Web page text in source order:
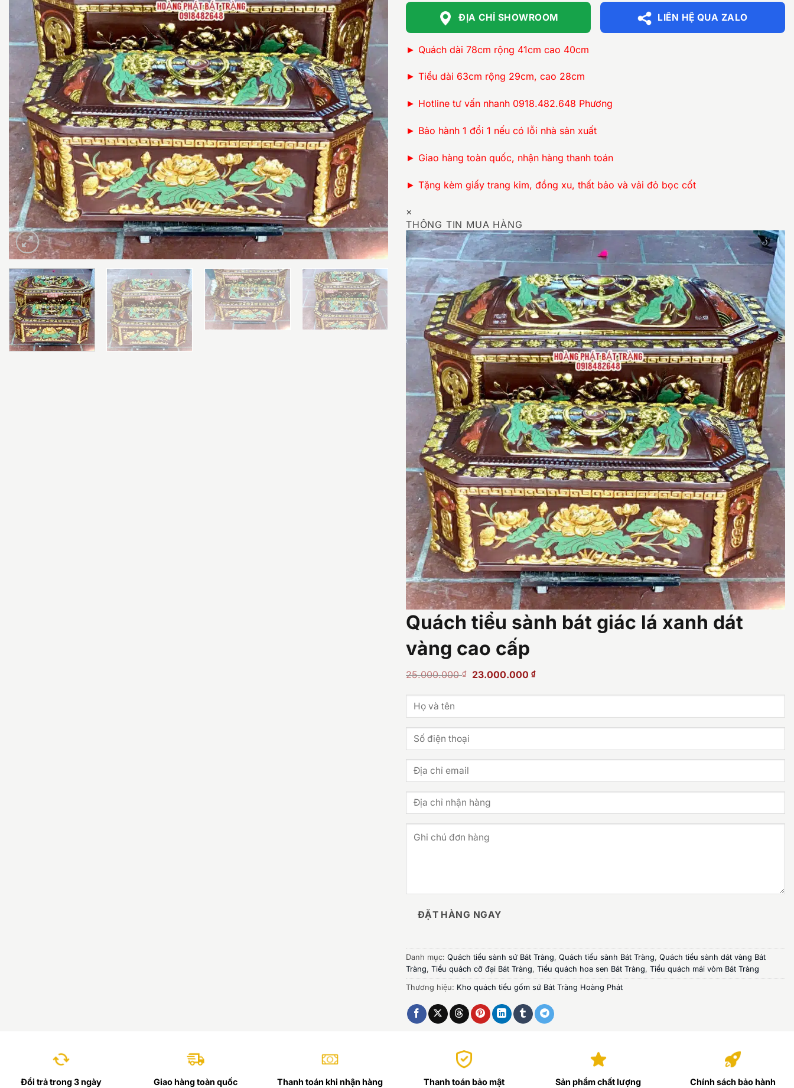
ĐỊA CHỈ SHOWROOM LIÊN HỆ QUA ZALO
► Quách dài 78cm rộng 41cm cao 40cm
► Tiểu dài 63cm rộng 29cm, cao 28cm
► Hotline tư vấn nhanh 0918.482.648 Phương
► Bảo hành 1 đổi 1 nếu có lỗi nhà sản xuất
► Giao hàng toàn quốc, nhận hàng thanh toán
► Tặng kèm giấy trang kim, đồng xu, thất bảo và vải đỏ bọc cốt
×
THÔNG TIN MUA HÀNG
Quách tiểu sành bát giác lá xanh dát
vàng cao cấp
25.000.000₫
Giá
25.000.000 ₫.
23.000.000 ₫Giá
là:
ĐẶT HÀNG NGAY
Danh mục: Quách tiểu sành sứ Bát Tràng, Quách tiểu sành Bát Tràng, Quách tiểu sành dát vàng Bát
Tràng, Tiểu quách cỡ đại Bát Tràng, Tiểu quách hoa sen Bát Tràng, Tiểu quách mái vòm Bát Tràng
Thương hiệu: Kho quách tiểu gốm sứ Bát Tràng Hoàng Phát
Đổi trả trong 3 ngày Giao hàng toàn quốc Thanh toán khi nhận hàng Thanh toán bảo mật Sản phẩm chất lượng Chính sách bảo hành